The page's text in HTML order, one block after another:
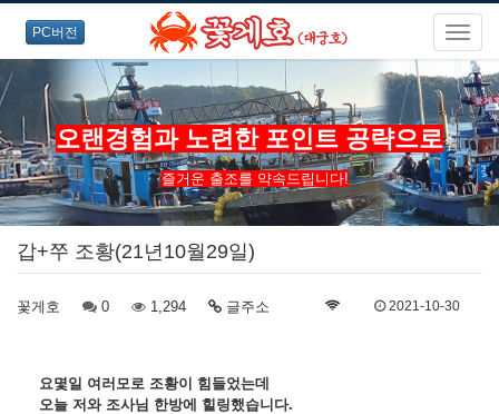
PC버전
오랜경험과 노련한 포인트 공략으로
즐거운 출조를 약속드립니다!
갑+쭈 조황(21년10월29일)
꽃게호 0 1,294 글주소 2021-10-30
요몇일 여러모로 조황이 힘들었는데
오늘 저와 조사님 한방에 힐링했습니다.